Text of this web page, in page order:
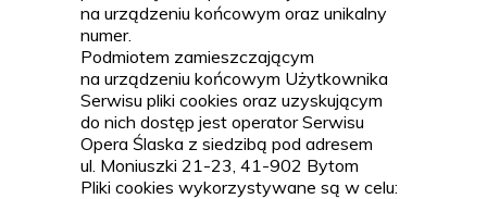
na urządzeniu końcowym oraz unikalny
numer.
Podmiotem zamieszczającym
na urządzeniu końcowym Użytkownika
Serwisu pliki cookies oraz uzyskującym
do nich dostęp jest operator Serwisu
Opera Ślaska z siedzibą pod adresem
ul. Moniuszki 21-23, 41-902 Bytom
Pliki cookies wykorzystywane są w celu: